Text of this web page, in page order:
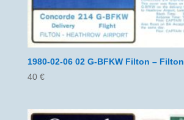
1980-02-06 02 G-BFKW Filton – Filton
40 €